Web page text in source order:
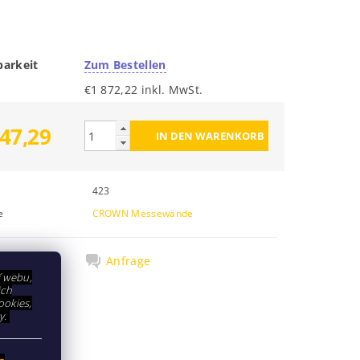
Zum Bestellen
€1 872,22 inkl. MwSt.
423
CROWN Messewände
Anfrage